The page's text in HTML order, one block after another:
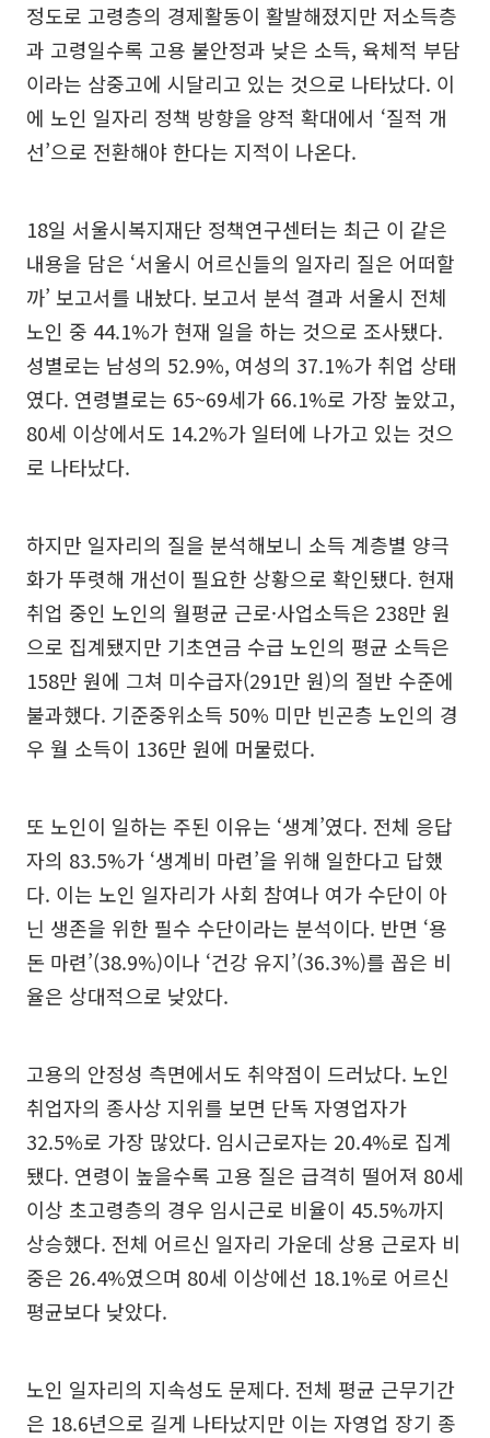
정도로 고령층의 경제활동이 활발해졌지만 저소득층
과 고령일수록 고용 불안정과 낮은 소득, 육체적 부담
이라는 삼중고에 시달리고 있는 것으로 나타났다. 이
에 노인 일자리 정책 방향을 양적 확대에서 ‘질적 개
선’으로 전환해야 한다는 지적이 나온다.
18일 서울시복지재단 정책연구센터는 최근 이 같은
내용을 담은 ‘서울시 어르신들의 일자리 질은 어떠할
까’ 보고서를 내놨다. 보고서 분석 결과 서울시 전체
노인 중 44.1%가 현재 일을 하는 것으로 조사됐다.
성별로는 남성의 52.9%, 여성의 37.1%가 취업 상태
였다. 연령별로는 65~69세가 66.1%로 가장 높았고,
80세 이상에서도 14.2%가 일터에 나가고 있는 것으
로 나타났다.
하지만 일자리의 질을 분석해보니 소득 계층별 양극
화가 뚜렷해 개선이 필요한 상황으로 확인됐다. 현재
취업 중인 노인의 월평균 근로·사업소득은 238만 원
으로 집계됐지만 기초연금 수급 노인의 평균 소득은
158만 원에 그쳐 미수급자(291만 원)의 절반 수준에
불과했다. 기준중위소득 50% 미만 빈곤층 노인의 경
우 월 소득이 136만 원에 머물렀다.
또 노인이 일하는 주된 이유는 ‘생계’였다. 전체 응답
자의 83.5%가 ‘생계비 마련’을 위해 일한다고 답했
다. 이는 노인 일자리가 사회 참여나 여가 수단이 아
닌 생존을 위한 필수 수단이라는 분석이다. 반면 ‘용
돈 마련’(38.9%)이나 ‘건강 유지’(36.3%)를 꼽은 비
율은 상대적으로 낮았다.
고용의 안정성 측면에서도 취약점이 드러났다. 노인
취업자의 종사상 지위를 보면 단독 자영업자가
32.5%로 가장 많았다. 임시근로자는 20.4%로 집계
됐다. 연령이 높을수록 고용 질은 급격히 떨어져 80세
이상 초고령층의 경우 임시근로 비율이 45.5%까지
상승했다. 전체 어르신 일자리 가운데 상용 근로자 비
중은 26.4%였으며 80세 이상에선 18.1%로 어르신
평균보다 낮았다.
노인 일자리의 지속성도 문제다. 전체 평균 근무기간
은 18.6년으로 길게 나타났지만 이는 자영업 장기 종